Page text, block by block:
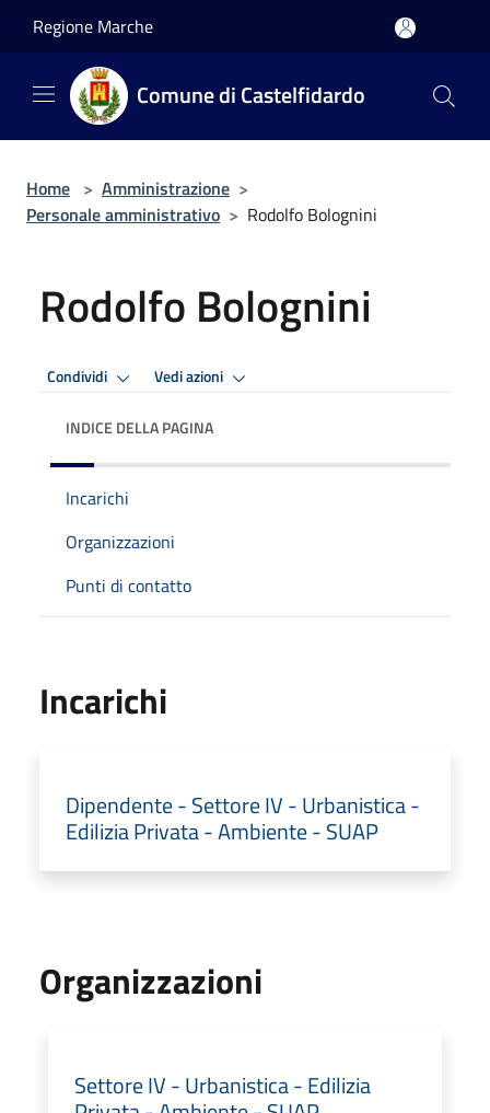
Regione Marche
Comune di Castelfidardo
Home > Amministrazione >
Personale amministrativo > Rodolfo Bolognini
Rodolfo Bolognini
Condividi Vedi azioni
INDICE DELLA PAGINA
Incarichi
Organizzazioni
Punti di contatto
Incarichi
Dipendente - Settore IV - Urbanistica -
Edilizia Privata - Ambiente - SUAP
Organizzazioni
Settore IV - Urbanistica - Edilizia